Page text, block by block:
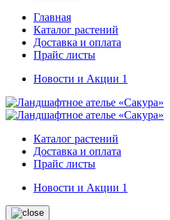
Главная
Каталог растений
Доставка и оплата
Прайс листы
Новости и Акции 1
Каталог растений
Доставка и оплата
Прайс листы
Новости и Акции 1